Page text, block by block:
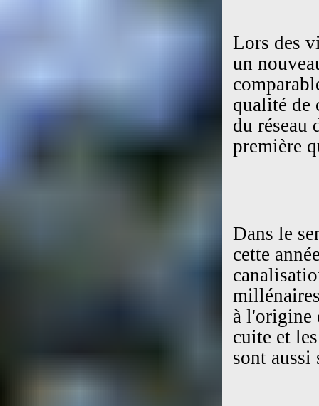
Lors des
un
qualité de
du réseau
première
Dans le
cette
à l'origine
cuite et
sont aussi